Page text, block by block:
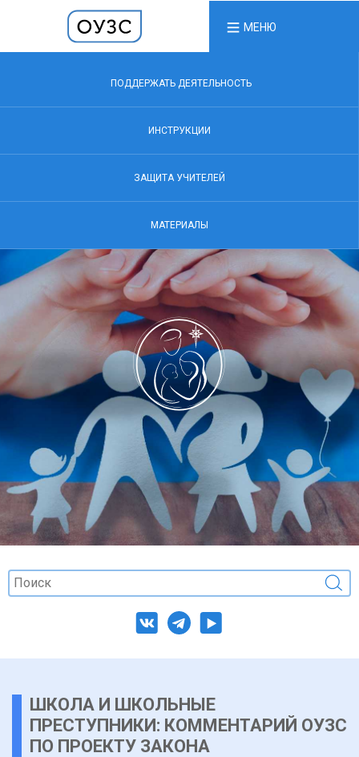
МЕНЮ
ПОДДЕРЖАТЬ ДЕЯТЕЛЬНОСТЬ
ИНСТРУКЦИИ
ЗАЩИТА УЧИТЕЛЕЙ
МАТЕРИАЛЫ
ШКОЛА И ШКОЛЬНЫЕ
ПРЕСТУПНИКИ: КОММЕНТАРИЙ ОУЗС
ПО ПРОЕКТУ ЗАКОНА